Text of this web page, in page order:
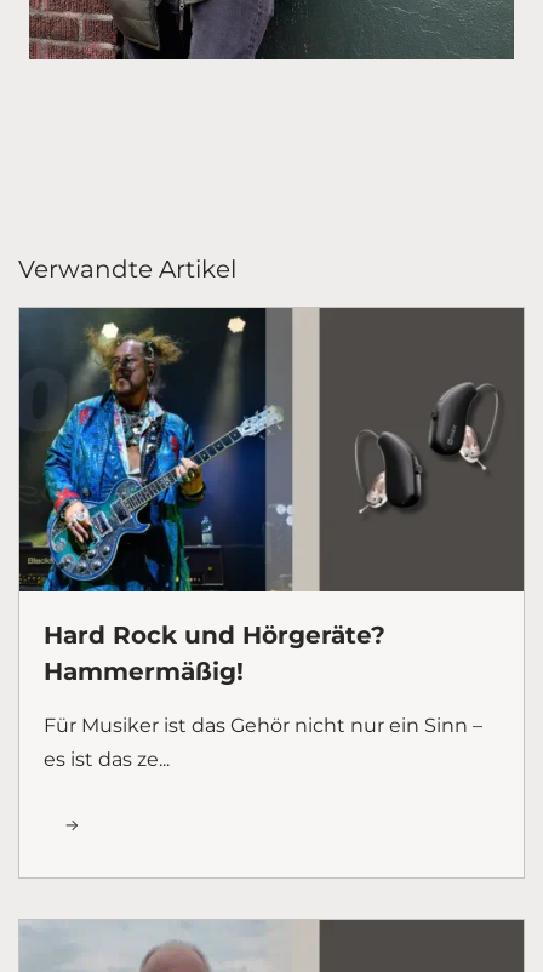
Verwandte Artikel
Hard Rock und Hörgeräte?
Hammermäßig!
Für Musiker ist das Gehör nicht nur ein Sinn –
es ist das ze...